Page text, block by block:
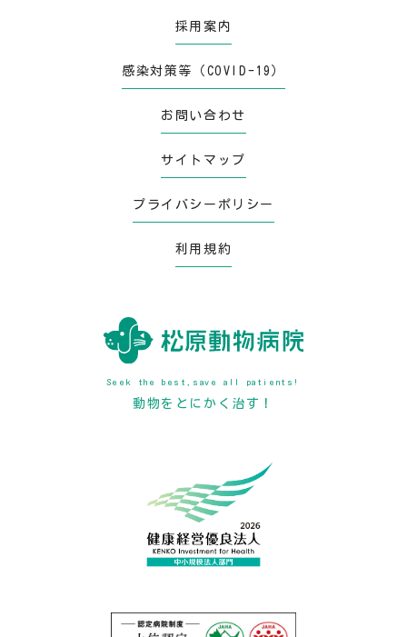
採用案内
感染対策等（COVID-19）
お問い合わせ
サイトマップ
プライバシーポリシー
利用規約
Seek the best,save all patients!
動物をとにかく治す！